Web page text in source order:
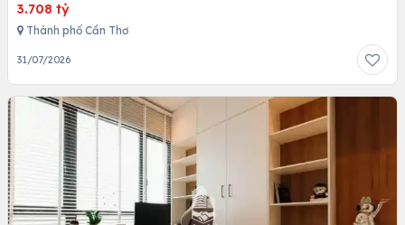
3.708 tỷ
Thành phố Cần Thơ
31/07/2026